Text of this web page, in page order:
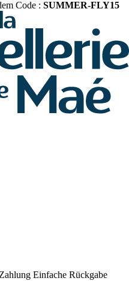
Code : SUMMER-FLY15
Einfache Rückgabe